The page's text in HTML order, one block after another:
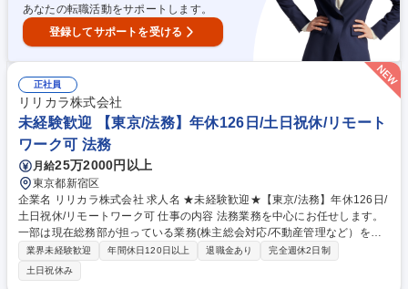
あなたの転職活動をサポートします。
登録してサポートを受ける
正社員
リリカラ株式会社
未経験歓迎 【東京/法務】年休126日/土日祝休/リモート
ワーク可 法務
月給25万2000円以上
東京都新宿区
企業名 リリカラ株式会社 求人名 ★未経験歓迎★【東京/法務】年休126日/
土日祝休/リモートワーク可 仕事の内容 法務業務を中心にお任せします。
一部は現在総務部が担っている業務(株主総会対応/不動産管理など）をお
任せする予定です。 【業務詳細】●契約書レビュー(月30～40件ほど、契
約書の種類は売買契約、業務委託契約、NDAなど）ITツールも導入済 ●各
部署から寄せられる法務相談への対応 ●コンプライアンス業務（内部通報
業界未経験歓迎 年間休日120日以上 退職金あり
完全週休2日制
土日祝休み